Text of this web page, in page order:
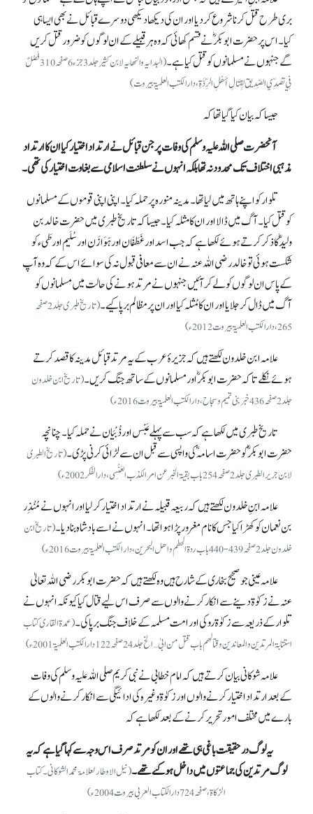
بری طرح قتل کرنا شروع کر دیا اور ان کی دیکھا دیکھی دوسرے قبائل نے بھی ایسا ہی
کیا۔ اس پر حضرت ابوبکرؓ نے قسم کھائی کہ وہ ہر قبیلے کے ان لوگوں کو ضرور قتل کریں
گے جنہوں نے مسلمانوں کو قتل کیا ہے۔
(البدایہ والنھایہ لابن کثیر جلد3 جزء 6 صفحہ 310 فَصْلٌ
فِي تصدِّي الصِّديق لِقِتَالِ أَهْلِ الرِّدَّةِ ، دارالکتب العلمیۃ بیروت)
جیساکہ بیان کیا گیا تھا کہ
آنحضرت صلی اللہ علیہ وسلم کی وفات پر جن قبائل نے ارتداد اختیار کیا ان کا ارتداد
مذہبی اختلاف تک محدود نہ تھا بلکہ انہوں نے سلطنت اسلامی سے بغاوت اختیار کی تھی۔
تلوار کو اپنے ہاتھ میں لیا تھا۔ مدینہ منورہ پر حملہ کیا۔ اپنی اپنی قوموں کے مسلمانوں
کو قتل کیا۔ آگ میں ڈالا اور ان کا مثلہ کیا۔ جیساکہ تاریخ طبری میں حضرت خالد بن
ولیدؓ کا ذکر کرتے ہوئے لکھا ہے کہ جب اسد اور غَطَفَان اور ہَوَازَن اور سُلَیم اور طَیء کو
شکست ہوئی تو خالد رضی اللہ عنہ نے ان سے معافی قبول نہ کی سوائے اس کے کہ وہ آپ
کے پاس ان لوگوں کو لے کر آئیں جنہوں نے مرتد ہونے کی حالت میں مسلمانوں کو
آگ میں ڈال کر جلایا اور ان کا مُثلہ کیا اور ان پر مظالم برپا کیے۔
(تاریخ طبری جلد2 صفحہ
265، دارالکتب العلمیۃ بیروت 2012ء)
علامہ ابن خلدون لکھتے ہیں کہ جزیرۂ عرب کے یہ مرتد قبائل مدینہ کا قصد کرتے
ہوئے نکلے تاکہ حضرت ابوبکرؓ اور مسلمانوں کے ساتھ جنگ کریں۔(تاریخ ابن خلدون
جلد 2 صفحہ 436 خبر بنی تمیم و سجاح، دارالکتب العلمیۃ بیروت 2016ء)
تاریخ طبری میں لکھا ہے کہ سب سے پہلے عَبْس اور ذُبْیَان نے حملہ کیا۔ چنانچہ
حضرت ابوبکرؓکو حضرت اسامہؓ کی واپسی سے قبل ان سے لڑائی کرنی پڑی۔(تاریخ الطبری
لابن جریر الطبری جلد 2 صفحہ 254 باب بقیۃ الخبر عن امر الکذب العَنْسِی ، دارالفکر 2002ء)
علامہ ابنِ خلدون لکھتے ہیں کہ ربیعہ قبیلہ نے ارتداد اختیار کر لیا اور انہوں نے مُنْذِر
بن نعمان کو کھڑا کیا جس کا نام مغرور پڑا ہوا تھا۔ انہوں نے اسے بادشاہ بنا دیا۔(تاریخ ابن
خلدون جلد 2 صفحہ 439-440 باب ردة الحطم و اھل البحرین، دار الکتب العلمیۃ بیروت 2016ء)
علامہ عینی جو صحیح بخاری کے شارح ہیں وہ لکھتے ہیں کہ حضرت ابوبکر رضی اللہ تعالیٰ
عنہ نے زکوٰة دینے سے انکار کرنے والوں سے صرف اس لیے قتال کیا کیونکہ انہوں نے
تلوار کے ذریعہ سے زکوٰة روکی اور امت مسلمہ کے خلاف جنگ برپا کی۔(عمدۃ القاری کتاب
استتابۃ المرتدین و المعاندین و قتالھم باب قتل من ابیٰ …الخ جلد 24 صفحہ 122 دارالکتب العلمیۃ 2001ء)
علامہ شوکانی بیان کرتے ہیں کہ امام خطابی نے نبی کریم صلی اللہ علیہ وسلم کی وفات
کے بعدارتداد اختیار کرنے والوں اور زکوٰة وغیرہ کی ادائیگی سے انکار کرنے والوں کے
بارے میں مختلف امور تحریر کرنے کے بعد لکھا ہے کہ
یہ لوگ درحقیقت باغی ہی تھے اور ان کو مرتد صرف اس وجہ سے کہا گیا ہے کہ یہ
لوگ مرتدین کی جماعتوں میں داخل ہو گئے تھے۔(نیل الاوطار لعلامۃ محمد الشوکانی۔کتاب
الزکاۃ، صفحہ724 دارالکتاب العربی بیروت2004ء)